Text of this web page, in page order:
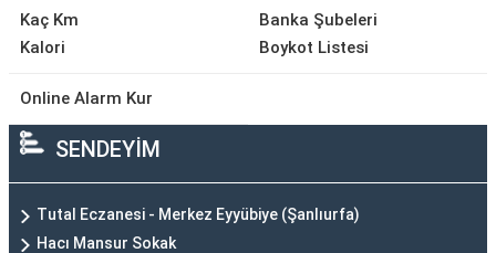
Kaç Km
Kalori
Banka Şubeleri
Boykot Listesi
Online Alarm Kur
SENDEYİM
Tutal Eczanesi - Merkez Eyyübiye (Şanlıurfa)
Hacı Mansur Sokak